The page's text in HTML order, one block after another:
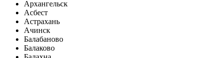
Архангельск
Асбест
Астрахань
Ачинск
Балабаново
Балаково